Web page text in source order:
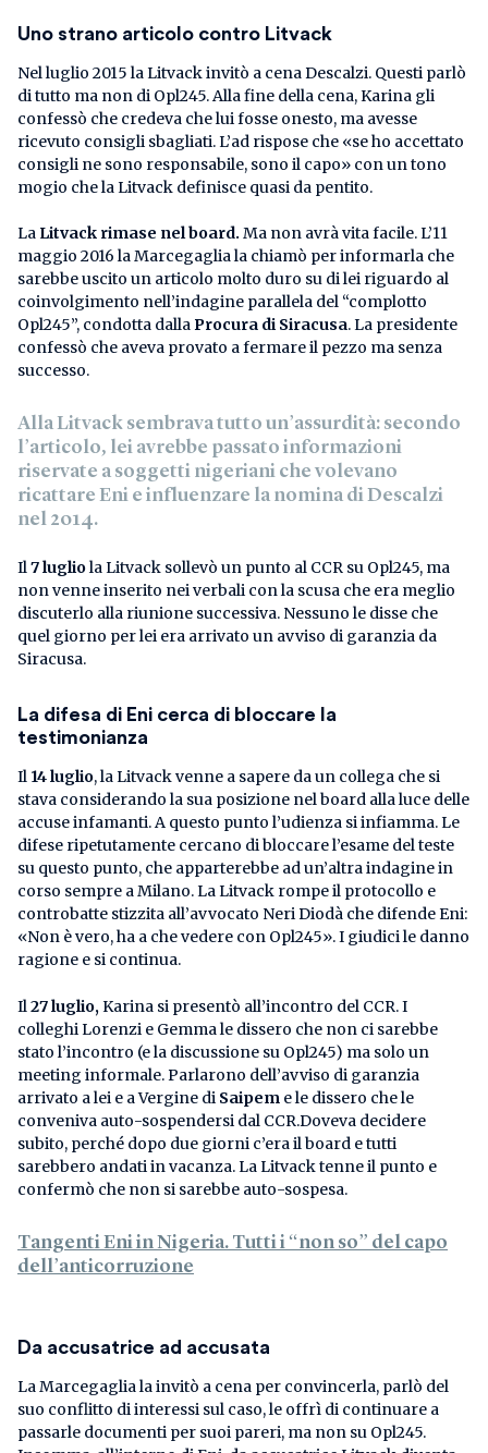
Uno strano articolo contro Litvack
Nel luglio 2015 la Litvack invitò a cena Descalzi. Questi parlò
di tutto ma non di Opl245. Alla fine della cena, Karina gli
confessò che credeva che lui fosse onesto, ma avesse
ricevuto consigli sbagliati. L’ad rispose che «se ho accettato
consigli ne sono responsabile, sono il capo» con un tono
mogio che la Litvack definisce quasi da pentito.
La Litvack rimase nel board. Ma non avrà vita facile. L’11
maggio 2016 la Marcegaglia la chiamò per informarla che
sarebbe uscito un articolo molto duro su di lei riguardo al
coinvolgimento nell’indagine parallela del “complotto
Opl245”, condotta dallaProcura di Siracusa. La presidente
confessò che aveva provato a fermare il pezzo ma senza
successo.
Alla Litvack sembrava tutto un’assurdità: secondo
l’articolo, lei avrebbe passato informazioni
riservate a soggetti nigeriani che volevano
ricattare Eni e influenzare la nomina di Descalzi
nel 2014.
Il7 lugliola Litvack sollevò un punto al CCR su Opl245, ma
non venne inserito nei verbali con la scusa che era meglio
discuterlo alla riunione successiva. Nessuno le disse che
quel giorno per lei era arrivato un avviso di garanzia da
Siracusa.
La difesa di Eni cerca di bloccare la
testimonianza
Il 14 luglio, la Litvack venne a sapere da un collega che si
stava considerando la sua posizione nel board alla luce delle
accuse infamanti. A questo punto l’udienza si infiamma. Le
difese ripetutamente cercano di bloccare l’esame del teste
su questo punto, che apparterebbe ad un’altra indagine in
corso sempre a Milano. La Litvack rompe il protocollo e
controbatte stizzita all’avvocato Neri Diodà che difende Eni:
«Non è vero, ha a che vedere con Opl245». I giudici le danno
ragione e si continua.
Il27 luglio,Karina si presentò all’incontro del CCR. I
colleghi Lorenzi e Gemma le dissero che non ci sarebbe
stato l’incontro (e la discussione su Opl245) ma solo un
meeting informale. Parlarono dell’avviso di garanzia
arrivato a lei e a Vergine di Saipem e le dissero che le
conveniva auto-sospendersi dal CCR.Doveva decidere
subito, perché dopo due giorni c’era il board e tutti
sarebbero andati in vacanza. La Litvack tenne il punto e
confermò che non si sarebbe auto-sospesa.
Tangenti Eni in Nigeria. Tutti i “non so” del capo
dell’anticorruzione
Da accusatrice ad accusata
La Marcegaglia la invitò a cena per convincerla, parlò del
suo conflitto di interessi sul caso, le offrì di continuare a
passarle documenti per suoi pareri, ma non su Opl245.